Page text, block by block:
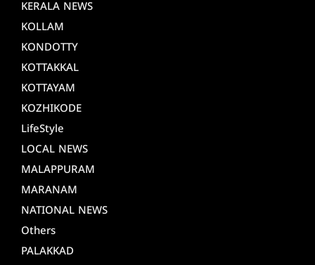
KERALA NEWS
KOLLAM
KONDOTTY
KOTTAKKAL
KOTTAYAM
KOZHIKODE
LifeStyle
LOCAL NEWS
MALAPPURAM
MARANAM
NATIONAL NEWS
Others
PALAKKAD